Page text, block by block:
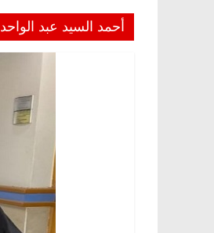
هي
الدرب
أحمد السيد عبد الواحد